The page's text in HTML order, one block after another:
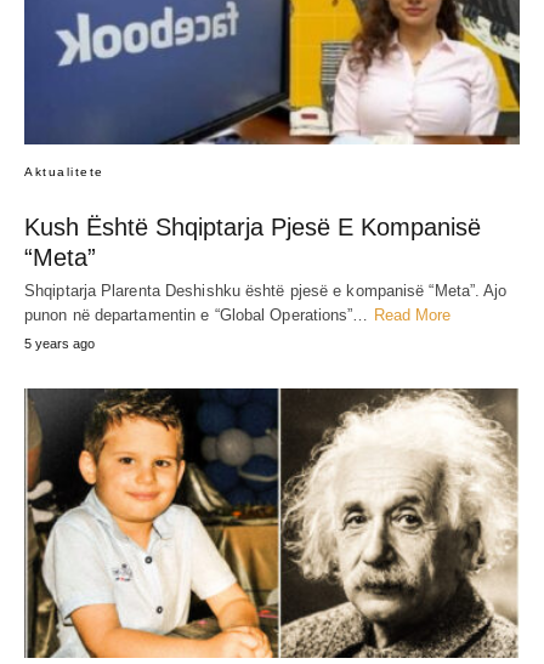
Aktualitete
Kush Është Shqiptarja Pjesë E Kompanisë
“Meta”
Shqiptarja Plarenta Deshishku është pjesë e kompanisë “Meta”. Ajo
punon në departamentin e “Global Operations”… Read More
5 years ago